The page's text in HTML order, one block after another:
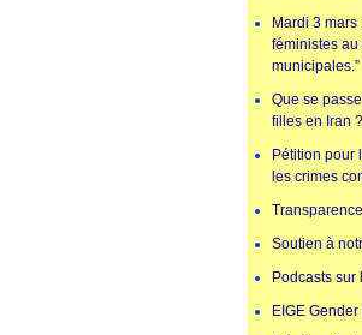
Mardi 3 mars
féministes
municipales.”
Que se
filles en Iran ?
Pétition pour
les crimes
Soutien à
Podcasts
EIGE